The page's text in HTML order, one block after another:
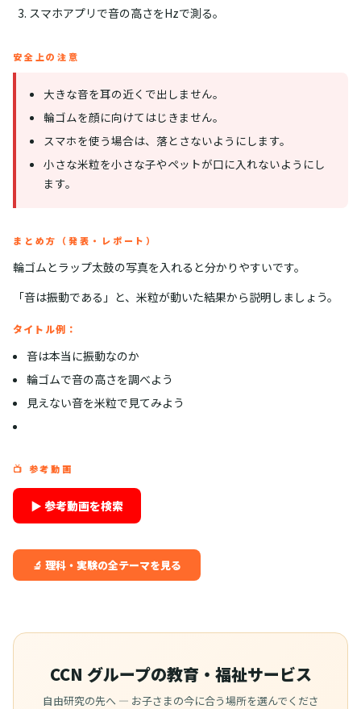
スマホアプリで音の高さをHzで測る。
安全上の注意
大きな音を耳の近くで出しません。
輪ゴムを顔に向けてはじきません。
スマホを使う場合は、落とさないようにします。
小さな米粒を小さな子やペットが口に入れないようにし
ます。
まとめ方（発表・レポート）
輪ゴムとラップ太鼓の写真を入れると分かりやすいです。
「音は振動である」と、米粒が動いた結果から説明しましょう。
タイトル例：
音は本当に振動なのか
輪ゴムで音の高さを調べよう
見えない音を米粒で見てみよう
📺 参考動画
▶ 参考動画を検索
🔬 理科・実験の全テーマを見る
CCN グループの教育・福祉サービス
自由研究の先へ — お子さまの今に合う場所を選んでくださ